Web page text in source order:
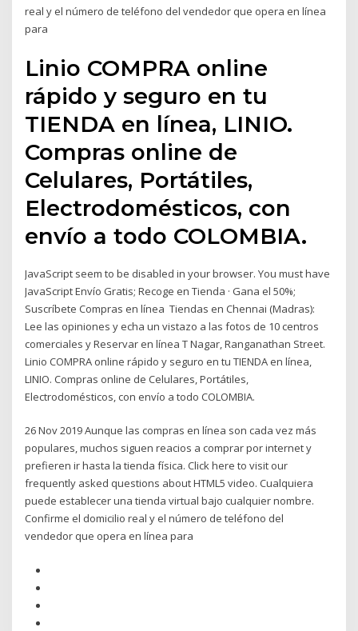
real y el número de teléfono del vendedor que opera en línea
para
Linio COMPRA online
rápido y seguro en tu
TIENDA en línea, LINIO.
Compras online de
Celulares, Portátiles,
Electrodomésticos, con
envío a todo COLOMBIA.
JavaScript seem to be disabled in your browser. You must have
JavaScript Envío Gratis; Recoge en Tienda · Gana el 50%;
Suscríbete Compras en línea Tiendas en Chennai (Madras):
Lee las opiniones y echa un vistazo a las fotos de 10 centros
comerciales y Reservar en línea T Nagar, Ranganathan Street.
Linio COMPRA online rápido y seguro en tu TIENDA en línea,
LINIO. Compras online de Celulares, Portátiles,
Electrodomésticos, con envío a todo COLOMBIA.
26 Nov 2019 Aunque las compras en línea son cada vez más
populares, muchos siguen reacios a comprar por internet y
prefieren ir hasta la tienda física. Click here to visit our
frequently asked questions about HTML5 video. Cualquiera
puede establecer una tienda virtual bajo cualquier nombre.
Confirme el domicilio real y el número de teléfono del
vendedor que opera en línea para